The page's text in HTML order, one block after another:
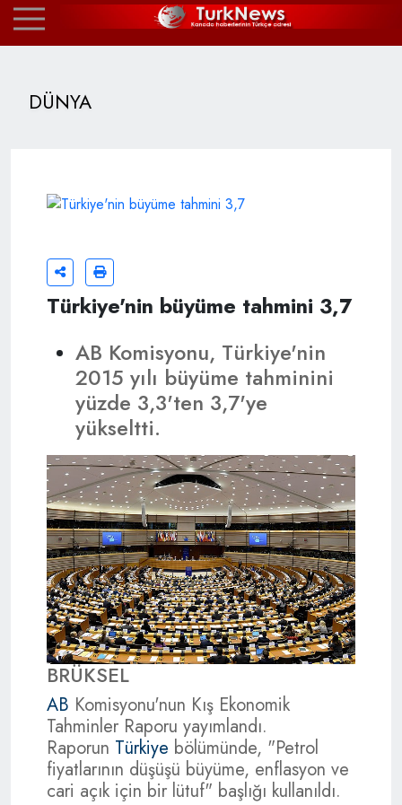
DÜNYA
Türkiye'nin büyüme tahmini 3,7
AB Komisyonu, Türkiye'nin
2015 yılı büyüme tahminini
yüzde 3,3'ten 3,7'ye
yükseltti.
BRÜKSEL
AB Komisyonu'nun Kış Ekonomik
Tahminler Raporu yayımlandı.
Raporun Türkiye bölümünde, "Petrol
fiyatlarının düşüşü büyüme, enflasyon ve
cari açık için bir lütuf" başlığı kullanıldı.